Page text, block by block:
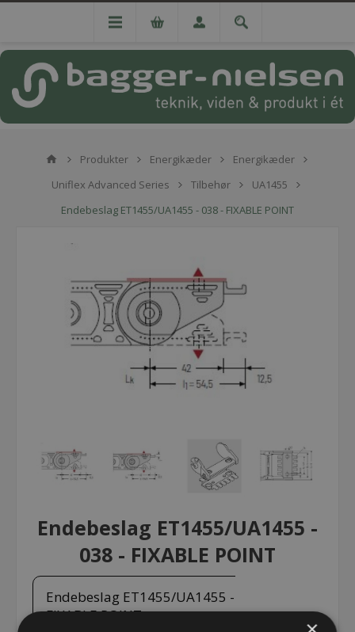
Produkter Energikæder
Energikæder
Uniflex Advanced Series
Tilbehør
UA1455
Endebeslag ET1455/UA1455 - 038 - FIXABLE POINT
Endebeslag ET1455/UA1455 -
038 - FIXABLE POINT
Endebeslag ET1455/UA1455 - 038 -
FIXABLE POINT